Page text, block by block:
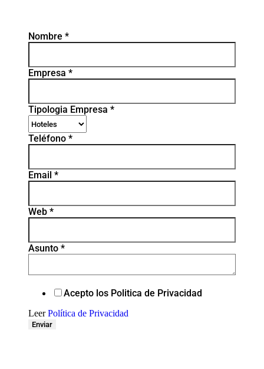
Nombre *
Empresa *
Tipologia Empresa *
Teléfono *
Email *
Web *
Asunto *
Acepto los Politica de Privacidad
LeerPolítica de Privacidad
Enviar